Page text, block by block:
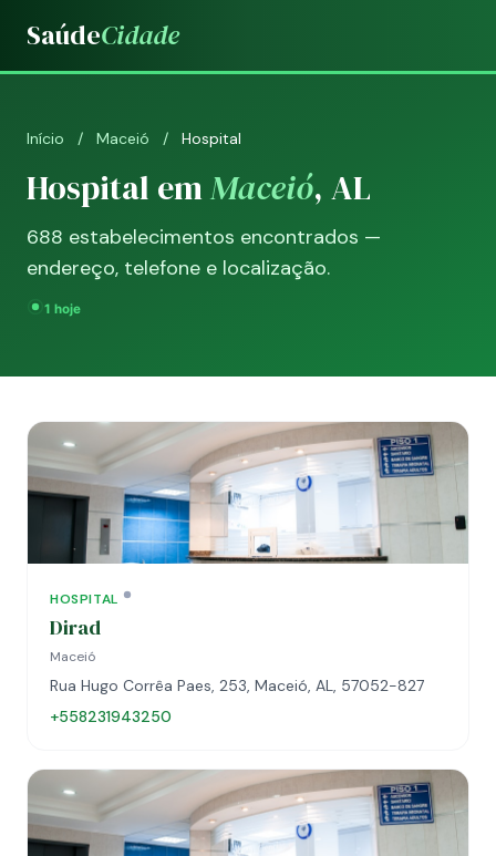
SaúdeCidade
Início / Maceió / Hospital
Hospital emMaceió, AL
688 estabelecimentos encontrados —
endereço, telefone e localização.
HOSPITAL
Dirad
Maceió
Rua Hugo Corrêa Paes, 253, Maceió, AL, 57052-827
+558231943250